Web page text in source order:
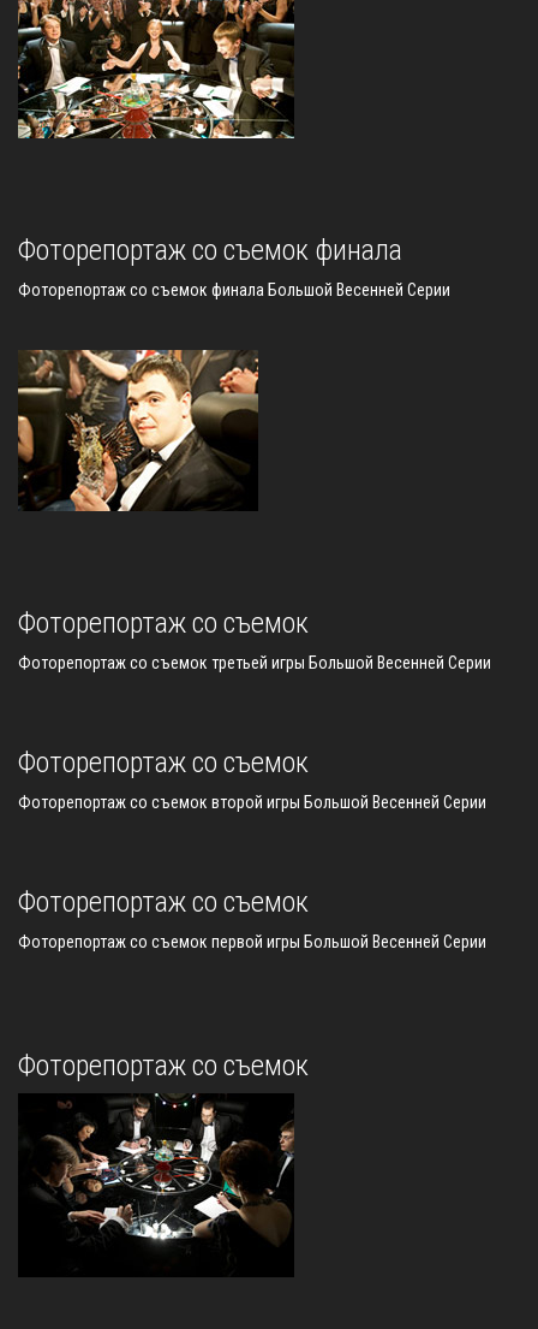
Фоторепортаж со съемок финала
Фоторепортаж со съемок финала Большой Весенней Серии
Фоторепортаж со съемок
Фоторепортаж со съемок третьей игры Большой Весенней Серии
Фоторепортаж со съемок
Фоторепортаж со съемок второй игры Большой Весенней Серии
Фоторепортаж со съемок
Фоторепортаж со съемок первой игры Большой Весенней Серии
Фоторепортаж со съемок